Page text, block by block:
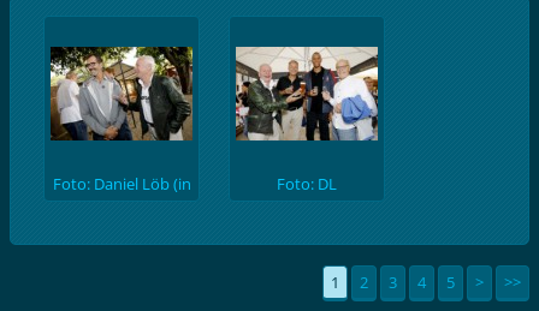
Foto: Daniel Löb (in
Foto: DL
1 2 3 4 5 > >>